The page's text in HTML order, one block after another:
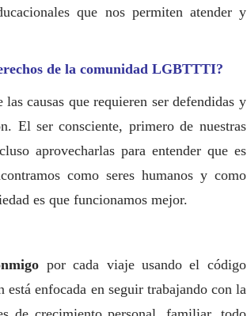
que nos permiten atender y
de la comunidad LGBTTTI?
causas que requieren ser defendidas y
El ser consciente, primero de nuestras
aprovecharlas para entender que es
como seres humanos y como
es que funcionamos mejor.
por cada viaje usando el código
enfocada en seguir trabajando con la